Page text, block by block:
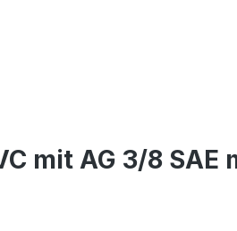
mit AG 3/8 SAE